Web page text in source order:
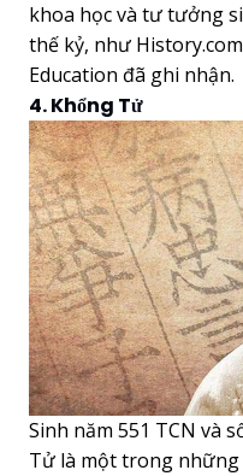
khoa học và tư tưởng
thế kỷ, như
Education đã ghi nhận.
4. Khổng Tử
Sinh năm 551 TCN và
Tử là một trong